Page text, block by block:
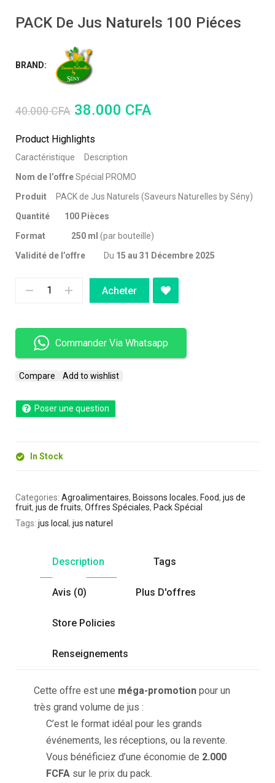
PACK De Jus Naturels 100 Piéces
BRAND:
40.000CFA 38.000 CFA
Product Highlights
Caractéristique
Description
Nom de l’offreSpécial PROMO
Produit
PACK de Jus Naturels (Saveurs Naturelles by Sény)
Quantité 100 Pièces
Format 250 ml (par bouteille)
Validité de l’offre
Du 15 au 31 Décembre 2025
Acheter
Commander Via Whatsapp
Compare Add to wishlist
Poser une question
In Stock
Categories: Agroalimentaires, Boissons locales, Food, jus de
fruit, jus de fruits, Offres Spéciales, Pack Spécial
Tags: jus local , jus naturel
Description Tags
Avis (0) Plus D'offres
Store Policies
Renseignements
Cette offre est une méga-promotion pour un
très grand volume de jus :
C’est le format idéal pour les grands
événements, les réceptions, ou la revente.
Vous bénéficiez d’une économie de 2.000
FCFA sur le prix du pack.